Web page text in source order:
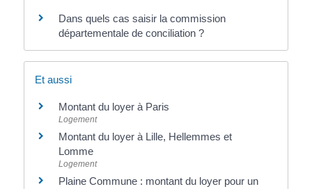
Dans quels cas saisir la commission
départementale de conciliation ?
Et aussi
Montant du loyer à Paris
Logement
Montant du loyer à Lille, Hellemmes et
Lomme
Logement
Plaine Commune : montant du loyer pour un